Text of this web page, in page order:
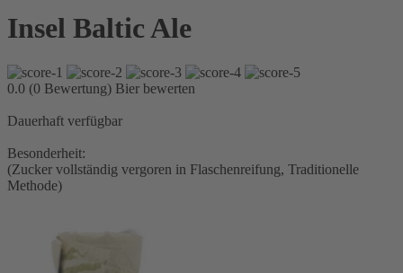
Insel Baltic Ale
0.0 (0 Bewertung) Bier bewerten
Dauerhaft verfügbar
Besonderheit:
(Zucker vollständig vergoren in Flaschenreifung, Traditionelle
Methode)